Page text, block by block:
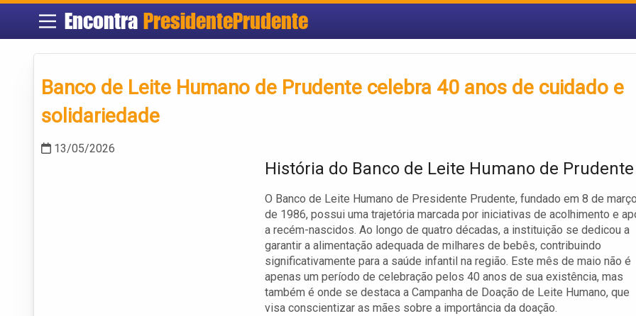
Encontra PresidentePrudente
Banco de Leite Humano de Prudente celebra 40 anos de cuidado e
solidariedade
13/05/2026
História do Banco de Leite Humano de Prudente
O Banco de Leite Humano de Presidente Prudente, fundado em 8 de
de 1986, possui uma trajetória marcada por iniciativas de acolhimento e
a recém-nascidos. Ao longo de quatro décadas, a instituição se dedicou a
garantir a alimentação adequada de milhares de bebês, contribuindo
significativamente para a saúde infantil na região. Este mês de maio não é
apenas um período de celebração pelos 40 anos de sua existência, mas
também é onde se destaca a Campanha de Doação de Leite Humano, que
visa conscientizar as mães sobre a importância da doação.